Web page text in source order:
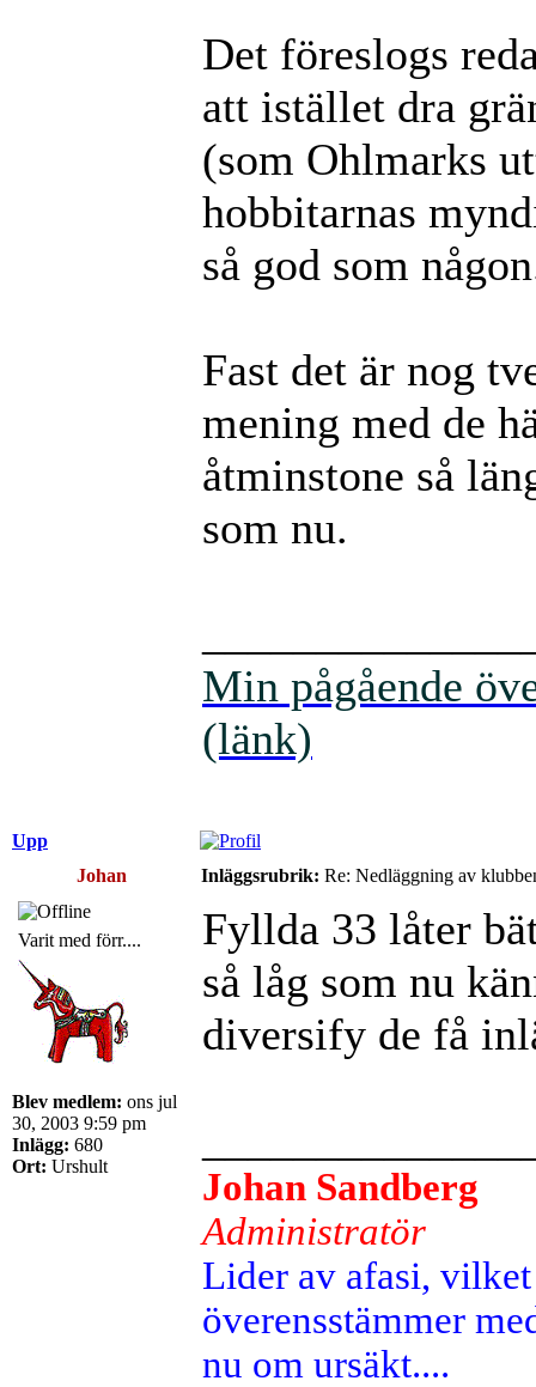
Det föreslogs
att istället dra
(som Ohlmarks
hobbitarnas
så god som
Fast det är nog
mening med de
åtminstone så
som nu.
Min pågående
(länk)
Upp
Johan
Inläggsrubrik: Re: Nedläggning av
Varit med förr....
Blev medlem: ons jul
30, 2003 9:59 pm
Inlägg: 680
Ort: Urshult
Fyllda 33 låter
så låg som nu
diversify de få
Johan Sandberg
Administratör
Lider av afasi,
överensstämmer
nu om ursäkt....